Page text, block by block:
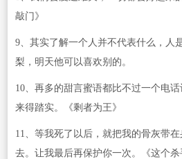
敲门》
9、其实了解一个人并不代表什么，人
梨，明天他可以喜欢别的。
10、再多的甜言蜜语都比不过一个电
来得踏实。《剩者为王》
11、等我死了以后，就把我的骨灰带
去。让我最后再保护你一次。《这个杀